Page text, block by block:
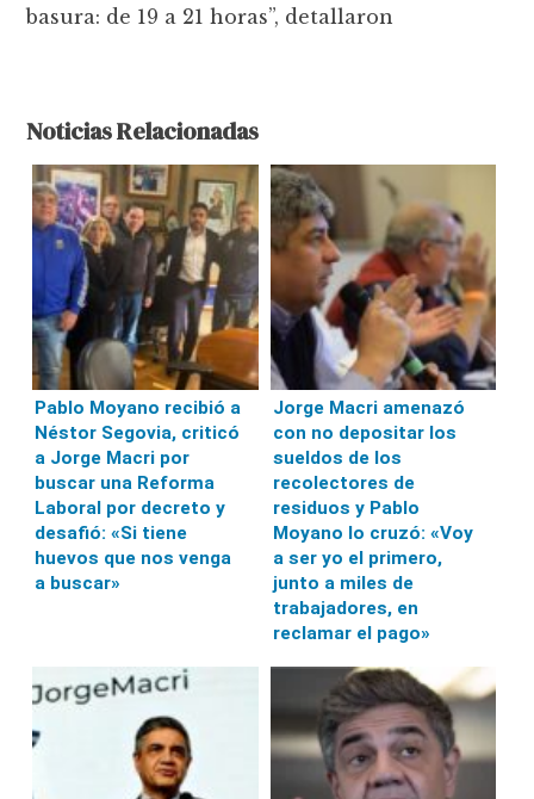
basura: de 19 a 21 horas”, detallaron
Noticias Relacionadas
Pablo Moyano recibió a
Néstor Segovia, criticó
a Jorge Macri por
buscar una Reforma
Laboral por decreto y
desafió: «Si tiene
huevos que nos venga
a buscar»
Jorge Macri amenazó
con no depositar los
sueldos de los
recolectores de
residuos y Pablo
Moyano lo cruzó: «Voy
a ser yo el primero,
junto a miles de
trabajadores, en
reclamar el pago»